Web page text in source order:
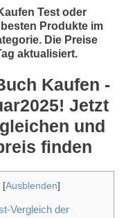
Test oder
Produkte im
Die Preise
aktualisiert.
Kaufen -
Jetzt
und
finden
[Ausblenden]
Vergleich der